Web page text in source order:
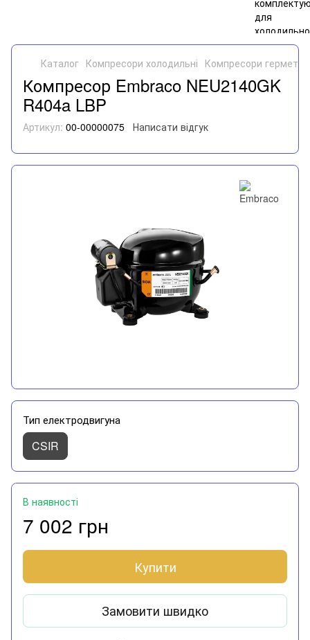
Каталог Компресори холодильні Компресори
Компресор Embraco NEU2140GK
R404a LBP
Артикул: 00-00000075 Написати відгук
Тип електродвигуна
CSIR
В наявності
7 002 грн
Купити
Замовити швидко